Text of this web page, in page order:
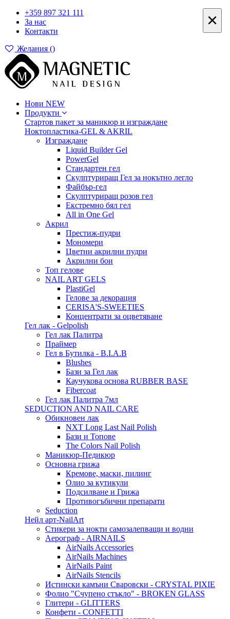
+359 897 321 111
За нас
Контакти
Желания ()
Нови NEW
Продукти
Стартов пакет за маникюр и изграждане
Ноктопластика-GEL & AKRIL
Изграждане
Liquid Builder Gel
PowerGel
Стандартен гел
Скулптуриращ Гел за нокътно легло
Файбър-гел
Скулптуриращ розов гел
Екстремно бял гел
All in One Gel
Акрил
Престиж-пудри
Мономери
Цветни акрилни пудри
Акрилни бои
Топ гелове
NAIL ART GELS
PlastiGel
Гелове за декорация
CERISA'S-SWEETIES
Концентрати за оцветяване
Гел лак - Gelpolish
Гел лак Палитра
Праймер
Гел в Бутилка - B.I.A.B
Blushes
Бази за Гел лак
Каучукова основа RUBBER BASE
Fibercoat
Гел лак Палитра 7мл
SEDUCTION AND NAIL CARE
Обикновен лак
NXT Long Last Nail Polish
Бази и Топове
The Colors Nail Polish
Маникюр-Педикюр
Основна грижа
Кремове, маски, пилинг
Олио за кутикули
Подсилване и Грижа
Противогъбични препарати
Seduction
Нейл арт-NailArt
Стикери за нокти самозалепващи и водни
Аерограф - AIRNAILS
AirNails Accessories
AirNails Machines
AirNails Paint
AirNails Stencils
Истински камъни Сваровски - CRYSTAL PIXIE
Фолио "Счупено стъкло" - BROKEN GLASS
Глитери - GLITTERS
Конфети - CONFETTI
×